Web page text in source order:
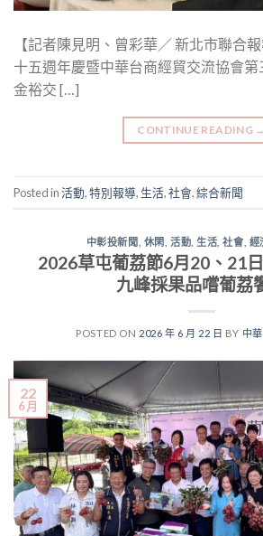
【記者陳見明、曾彩華／ 新北市聯合
十五週年慶暨中華台商經貿交流協會
金裕交 […]
CONTINUE READING →
Posted in活動,特別報導,生活,社會,綜合新聞
中彰投新聞 休閑 活動 ,生活 ,社會, 經
2026草屯葡荔節6月20、21
九峰採果品嚐葡荔
POSTED ON 2026 年 6 月 22 日 BY 中
22
6 月